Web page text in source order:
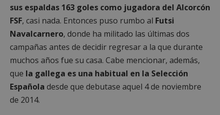
sus espaldas 163 goles como jugadora del Alcorcón
FSF, casi nada. Entonces puso rumbo al Futsi
Navalcarnero, donde ha militado las últimas dos
campañas antes de decidir regresar a la que durante
muchos años fue su casa. Cabe mencionar, además,
que la gallega es una habitual en la Selección
Española desde que debutase aquel 4 de noviembre
de 2014.